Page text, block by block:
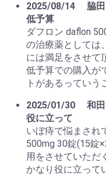
2025/08/14
脇
低予算
ダフロン daflon
の治療薬としては
には満足をさせて
低予算での購入が
トがあるっていう
2025/01/30
和
役に立って
いぼ痔で悩まされ
500mg 30錠(15錠
用をさせていただ
かなり役に立って